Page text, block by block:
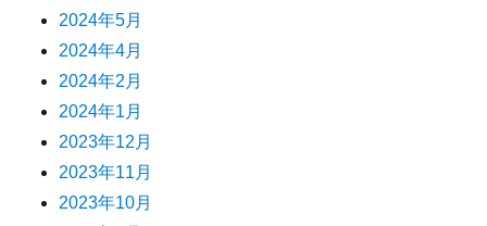
2024年5月
2024年4月
2024年2月
2024年1月
2023年12月
2023年11月
2023年10月